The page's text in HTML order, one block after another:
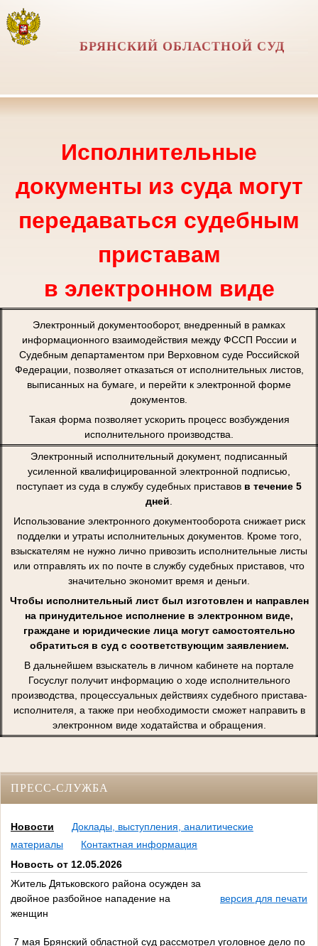
БРЯНСКИЙ ОБЛАСТНОЙ СУД
Исполнительные
документы из суда могут
передаваться судебным
приставам
в электронном виде
Электронный документооборот, внедренный в рамках
информационного взаимодействия между ФССП России и
Судебным департаментом при Верховном суде Российской
Федерации, позволяет отказаться от исполнительных листов,
выписанных на бумаге, и перейти к электронной форме
документов.
Такая форма позволяет ускорить процесс возбуждения
исполнительного производства.
Электронный исполнительный документ, подписанный
усиленной квалифицированной электронной подписью,
поступает из суда в службу судебных приставов в течение 5
дней
Использование электронного документооборота снижает риск
подделки и утраты исполнительных документов. Кроме того,
взыскателям не нужно лично привозить исполнительные листы
или отправлять их по почте в службу судебных приставов, что
значительно экономит время и деньги.
Чтобы исполнительный лист был изготовлен и направлен
на принудительное исполнение в электронном виде,
граждане и юридические лица могут самостоятельно
обратиться в суд с соответствующим заявлением.
В дальнейшем взыскатель в личном кабинете на портале
Госуслуг получит информацию о ходе исполнительного
производства, процессуальных действиях судебного пристава-
исполнителя, а также при необходимости сможет направить в
электронном виде ходатайства и обращения.
ПРЕСС-СЛУЖБА
Новости
Доклады, выступления, аналитические
материалы
Контактная информация
Новость от 12.05.2026
Житель Дятьковского района осужден за
двойное разбойное нападение на
женщин
версия для печати
7 мая Брянский областной суд рассмотрел уголовное дело по